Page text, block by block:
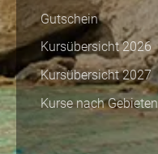
Gutschein
Kursübersicht 2026
Kursübersicht 2027
Kurse nach Gebieten